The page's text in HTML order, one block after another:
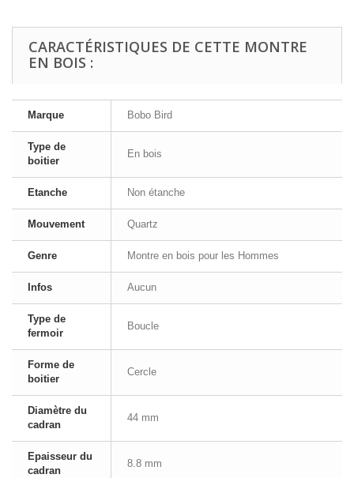
CARACTÉRISTIQUES DE CETTE MONTRE
EN BOIS :
Marque Bobo Bird
Type de
boitier
En bois
Etanche Non étanche
Mouvement Quartz
Genre Montre en bois pour les Hommes
Infos Aucun
Type de
fermoir
Boucle
Forme de
boitier
Cercle
Diamètre du
cadran
44 mm
Epaisseur du
cadran
8.8 mm